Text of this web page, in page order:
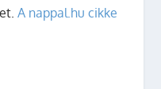
A nappal.hu cikke